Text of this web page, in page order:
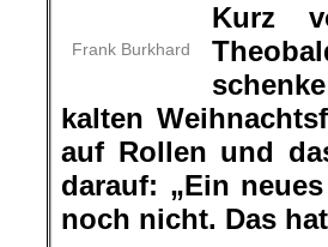
Frank Burkhard
Kurz
kalten
auf Rollen und
darauf: „Ein
noch nicht. Das